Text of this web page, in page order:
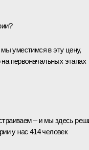
мы уместимся в эту цену,
первоначальных этапах
– и мы здесь
у нас 414 человек